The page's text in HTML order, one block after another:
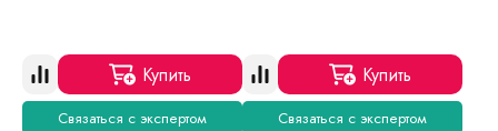
Купить
Связаться с экспертом
Купить
Связаться с экспертом